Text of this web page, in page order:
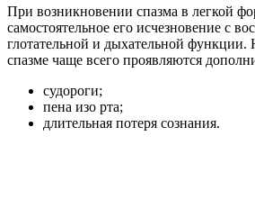
При возникновении спазма в легкой
самостоятельное его исчезновение с
глотательной и дыхательной
спазме чаще всего проявляются
судороги;
пена изо рта;
длительная потеря сознания.